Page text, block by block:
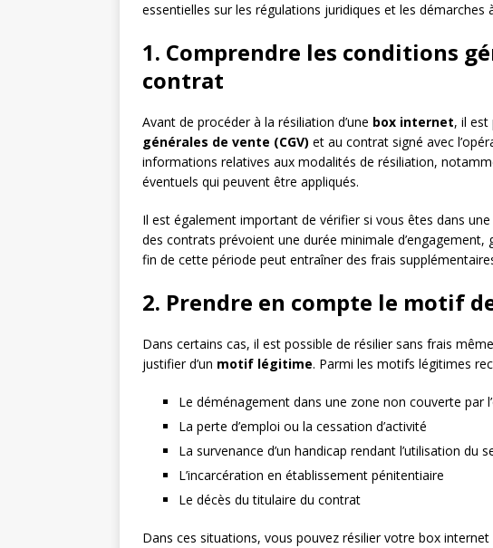
essentielles sur les régulations juridiques et les démarches
1. Comprendre les conditions
contrat
Avant de procéder à la résiliation d’une box internet, il est
générales de vente (CGV) et au contrat signé avec
informations relatives aux modalités de résiliation,
éventuels qui peuvent être appliqués.
Il est également important de vérifier si vous êtes dans une
des contrats prévoient une durée minimale
fin de cette période peut entraîner des frais
2. Prendre en compte le motif
Dans certains cas, il est possible de résilier sans frais
justifier d’un motif légitime. Parmi les motifs légitimes
Le déménagement dans une zone non couverte par
La perte d’emploi ou la cessation d’activité
La survenance d’un handicap rendant l’utilisation du
L’incarcération en établissement pénitentiaire
Le décès du titulaire du contrat
Dans ces situations, vous pouvez résilier votre box